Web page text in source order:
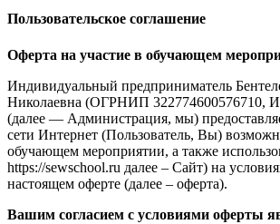
Пользовательское соглашение
Оферта на участие в обучающем
Индивидуальный предприниматель
Николаевна (ОГРНИП 322774600576710,
(далее — Администрация, мы)
сети Интернет (Пользователь, Вы)
обучающем мероприятии, а также
https://sewschool.ru далее – Сайт) на
настоящем оферте (далее – оферта).
Вашим согласием с условиями оферты